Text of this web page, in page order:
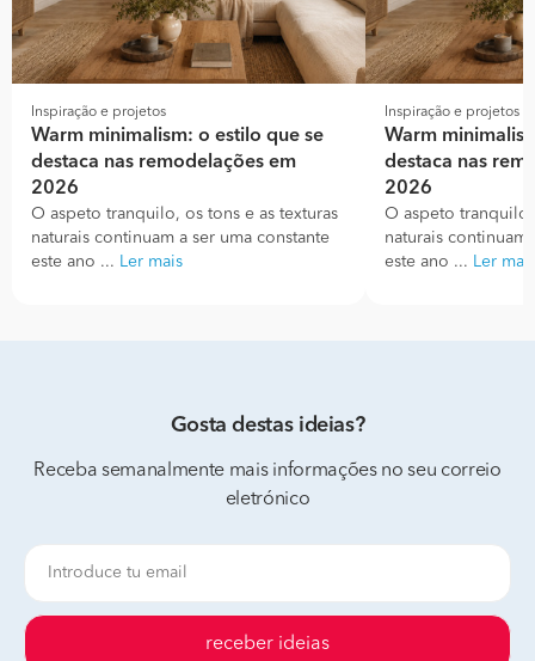
Inspiração e projetos
Warm minimalism: o estilo que se
destaca nas remodelações em
2026
O aspeto tranquilo, os tons e as texturas
naturais continuam a ser uma constante
este ano ... Ler mais
Inspiração e projetos
Warm
destaca nas
2026
O aspeto
naturais continuam
este ano ... Ler mais
Gosta destas ideias?
Receba semanalmente mais informações no seu correio
eletrónico
receber ideias